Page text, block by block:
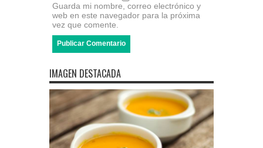
Guarda mi nombre, correo electrónico y
web en este navegador para la próxima
vez que comente.
IMAGEN DESTACADA